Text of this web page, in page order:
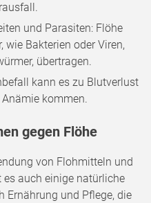
und Parasiten: Flöhe
wie Bakterien oder Viren,
übertragen.
kann es zu Blutverlust
kommen.
gegen Flöhe
von Flohmitteln und
auch einige natürliche
Ernährung und Pflege, die